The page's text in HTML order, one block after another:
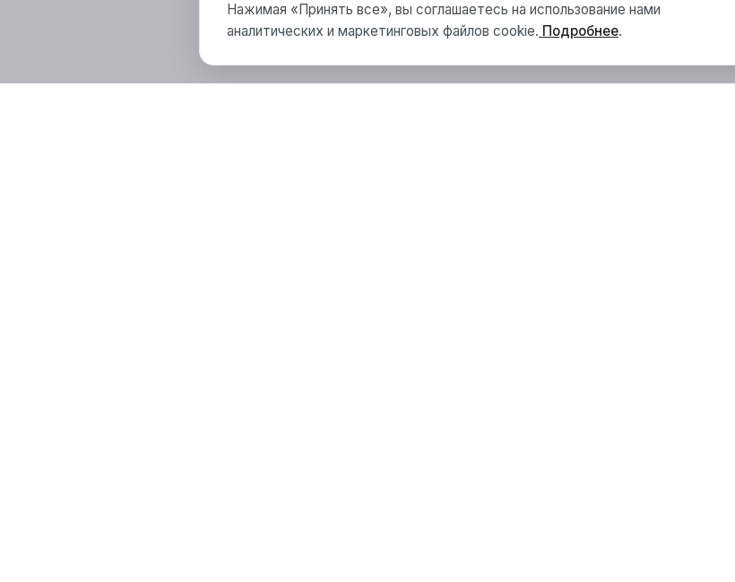
Нажимая «Принять все», вы соглашаетесь на использование нами
аналитических и маркетинговых файлов cookie. Подробнее.